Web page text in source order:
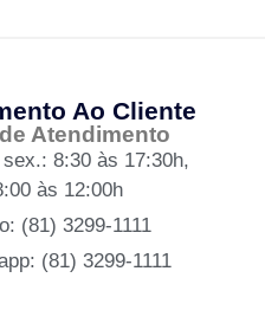
Ao Cliente
Atendimento
8:30 às 17:30h,
às 12:00h
(81) 3299-1111
(81) 3299-1111